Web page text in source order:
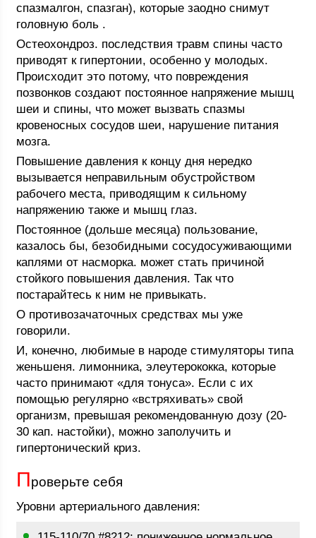
спазмалгон, спазган), которые заодно снимут
головную боль .
Остеохондроз. последствия травм спины часто
приводят к гипертонии, особенно у молодых.
Происходит это потому, что повреждения
позвонков создают постоянное напряжение мышц
шеи и спины, что может вызвать спазмы
кровеносных сосудов шеи, нарушение питания
мозга.
Повышение давления к концу дня нередко
вызывается неправильным обустройством
рабочего места, приводящим к сильному
напряжению также и мышц глаз.
Постоянное (дольше месяца) пользование,
казалось бы, безобидными сосудосуживающими
каплями от насморка. может стать причиной
стойкого повышения давления. Так что
постарайтесь к ним не привыкать.
О противозачаточных средствах мы уже
говорили.
И, конечно, любимые в народе стимуляторы типа
женьшеня. лимонника, элеутерококка, которые
часто принимают «для тонуса». Если с их
помощью регулярно «встряхивать» свой
организм, превышая рекомендованную дозу (20-
30 кап. настойки), можно заполучить и
гипертонический криз.
Проверьте себя
Уровни артериального давления: